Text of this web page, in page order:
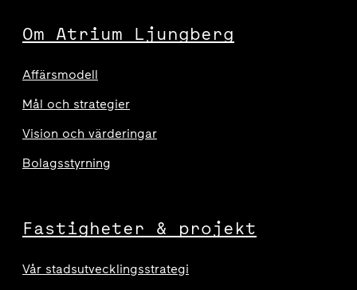
Om Atrium Ljungberg
Affärsmodell
Mål och strategier
Vision och värderingar
Bolagsstyrning
Fastigheter & projekt
Vår stadsutvecklingsstrategi